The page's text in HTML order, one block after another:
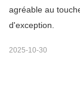
agréable au
d'exception.
2025-10-30